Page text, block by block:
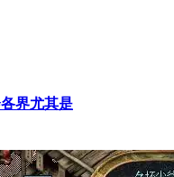
界尤其是